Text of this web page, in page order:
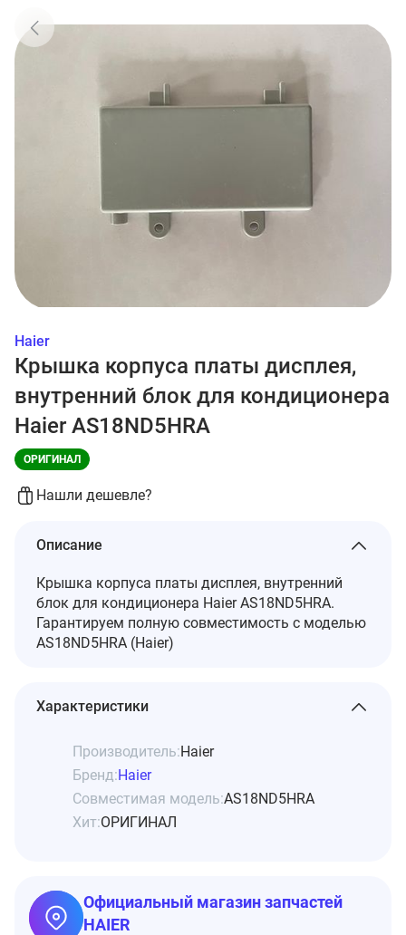
Haier
Крышка корпуса платы дисплея,
внутренний блок для кондиционера
Haier AS18ND5HRA
ОРИГИНАЛ
Нашли дешевле?
Описание
Крышка корпуса платы дисплея, внутренний
блок для кондиционера Haier AS18ND5HRA.
Гарантируем полную совместимость с моделью
AS18ND5HRA (Haier)
Характеристики
Производитель:Haier
Бренд:Haier
Совместимая модель:AS18ND5HRA
Хит:ОРИГИНАЛ
Официальный магазин запчастей
HAIER